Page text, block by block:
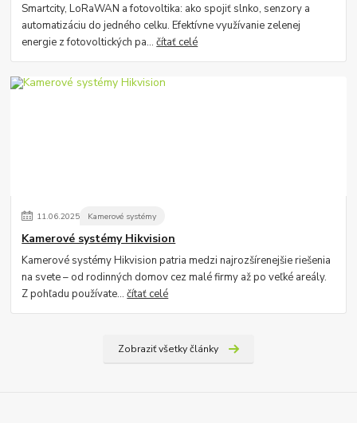
Smartcity, LoRaWAN a fotovoltika: ako spojiť slnko, senzory a
automatizáciu do jedného celku. Efektívne využívanie zelenej
energie z fotovoltických pa...čítať celé
11.06.2025 Kamerové systémy
Kamerové systémy Hikvision
Kamerové systémy Hikvision patria medzi najrozšírenejšie riešenia
na svete – od rodinných domov cez malé firmy až po veľké areály.
Z pohľadu používate...čítať celé
Zobraziť všetky články